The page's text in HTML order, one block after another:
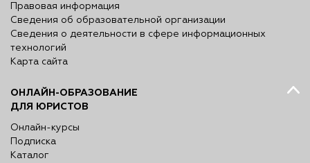
Правовая информация
Сведения об образовательной организации
Сведения о деятельности в сфере информационных
технологий
Карта сайта
ОНЛАЙН-ОБРАЗОВАНИЕ
ДЛЯ ЮРИСТОВ
Онлайн-курсы
Подписка
Каталог